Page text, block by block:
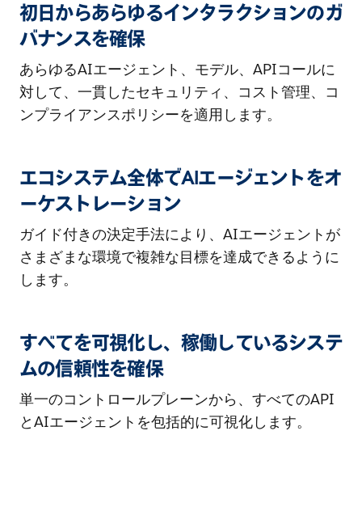
初日からあらゆるインタラクションのガ
バナンスを確保
あらゆるAIエージェント、モデル、APIコールに
対して、一貫したセキュリティ、コスト管理、コ
ンプライアンスポリシーを適用します。
エコシステム全体でAIエージェントをオ
ーケストレーション
ガイド付きの決定手法により、AIエージェントが
さまざまな環境で複雑な目標を達成できるように
します。
すべてを可視化し、稼働しているシステ
ムの信頼性を確保
単一のコントロールプレーンから、すべてのAPI
とAIエージェントを包括的に可視化します。